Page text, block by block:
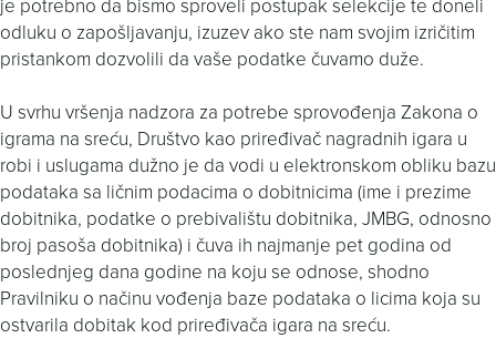
odluku o zapošljavanju, izuzev ako ste nam svojim izričitim
pristankom dozvolili da vaše podatke čuvamo duže.
U svrhu vršenja nadzora za potrebe sprovođenja Zakona o
igrama na sreću, Društvo kao priređivač nagradnih igara u
robi i uslugama dužno je da vodi u elektronskom obliku bazu
podataka sa ličnim podacima o dobitnicima (ime i prezime
dobitnika, podatke o prebivalištu dobitnika, JMBG, odnosno
broj pasoša dobitnika) i čuva ih najmanje pet godina od
poslednjeg dana godine na koju se odnose, shodno
Pravilniku o načinu vođenja baze podataka o licima koja su
ostvarila dobitak kod priređivača igara na sreću.